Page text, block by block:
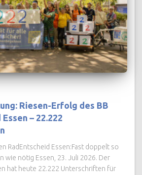
Riesen-Erfolg des BB
– 22.222
RadEntscheid Essen:Fast doppelt so
wie nötig Essen, 23. Juli 2026. Der
hat heute 22.222 Unterschriften für